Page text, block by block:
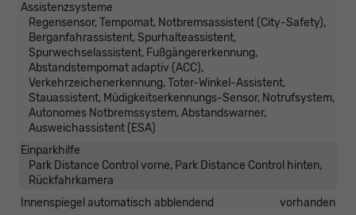
Assistenzsysteme
Regensensor, Tempomat, Notbremsassistent (City-Safety),
Berganfahrassistent, Spurhalteassistent,
Spurwechselassistent, Fußgängererkennung,
Abstandstempomat adaptiv (ACC),
Verkehrzeichenerkennung, Toter-Winkel-Assistent,
Stauassistent, Müdigkeitserkennungs-Sensor, Notrufsystem,
Autonomes Notbremssystem, Abstandswarner,
Ausweichassistent (ESA)
Einparkhilfe
Park Distance Control vorne, Park Distance Control hinten,
Rückfahrkamera
Innenspiegel automatisch abblendend
vorhanden